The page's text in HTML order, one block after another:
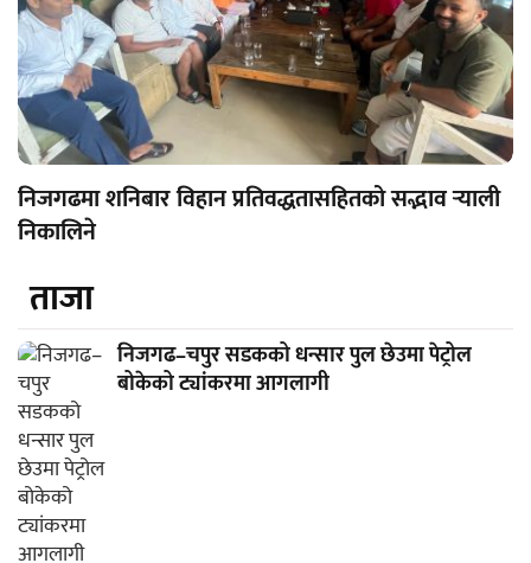
निजगढमा शनिबार विहान प्रतिवद्धतासहितको सद्भाव र्‍याली
निकालिने
ताजा
निजगढ–चपुर सडकको धन्सार पुल छेउमा पेट्रोल
बोकेको ट्यांकरमा आगलागी